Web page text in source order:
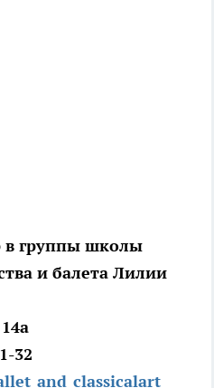
в группы школы
и балета Лилии
32